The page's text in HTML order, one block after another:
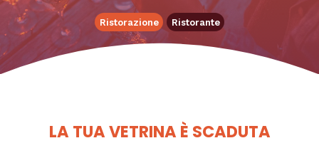
Ristorazione Ristorante
LA TUA VETRINA È SCADUTA